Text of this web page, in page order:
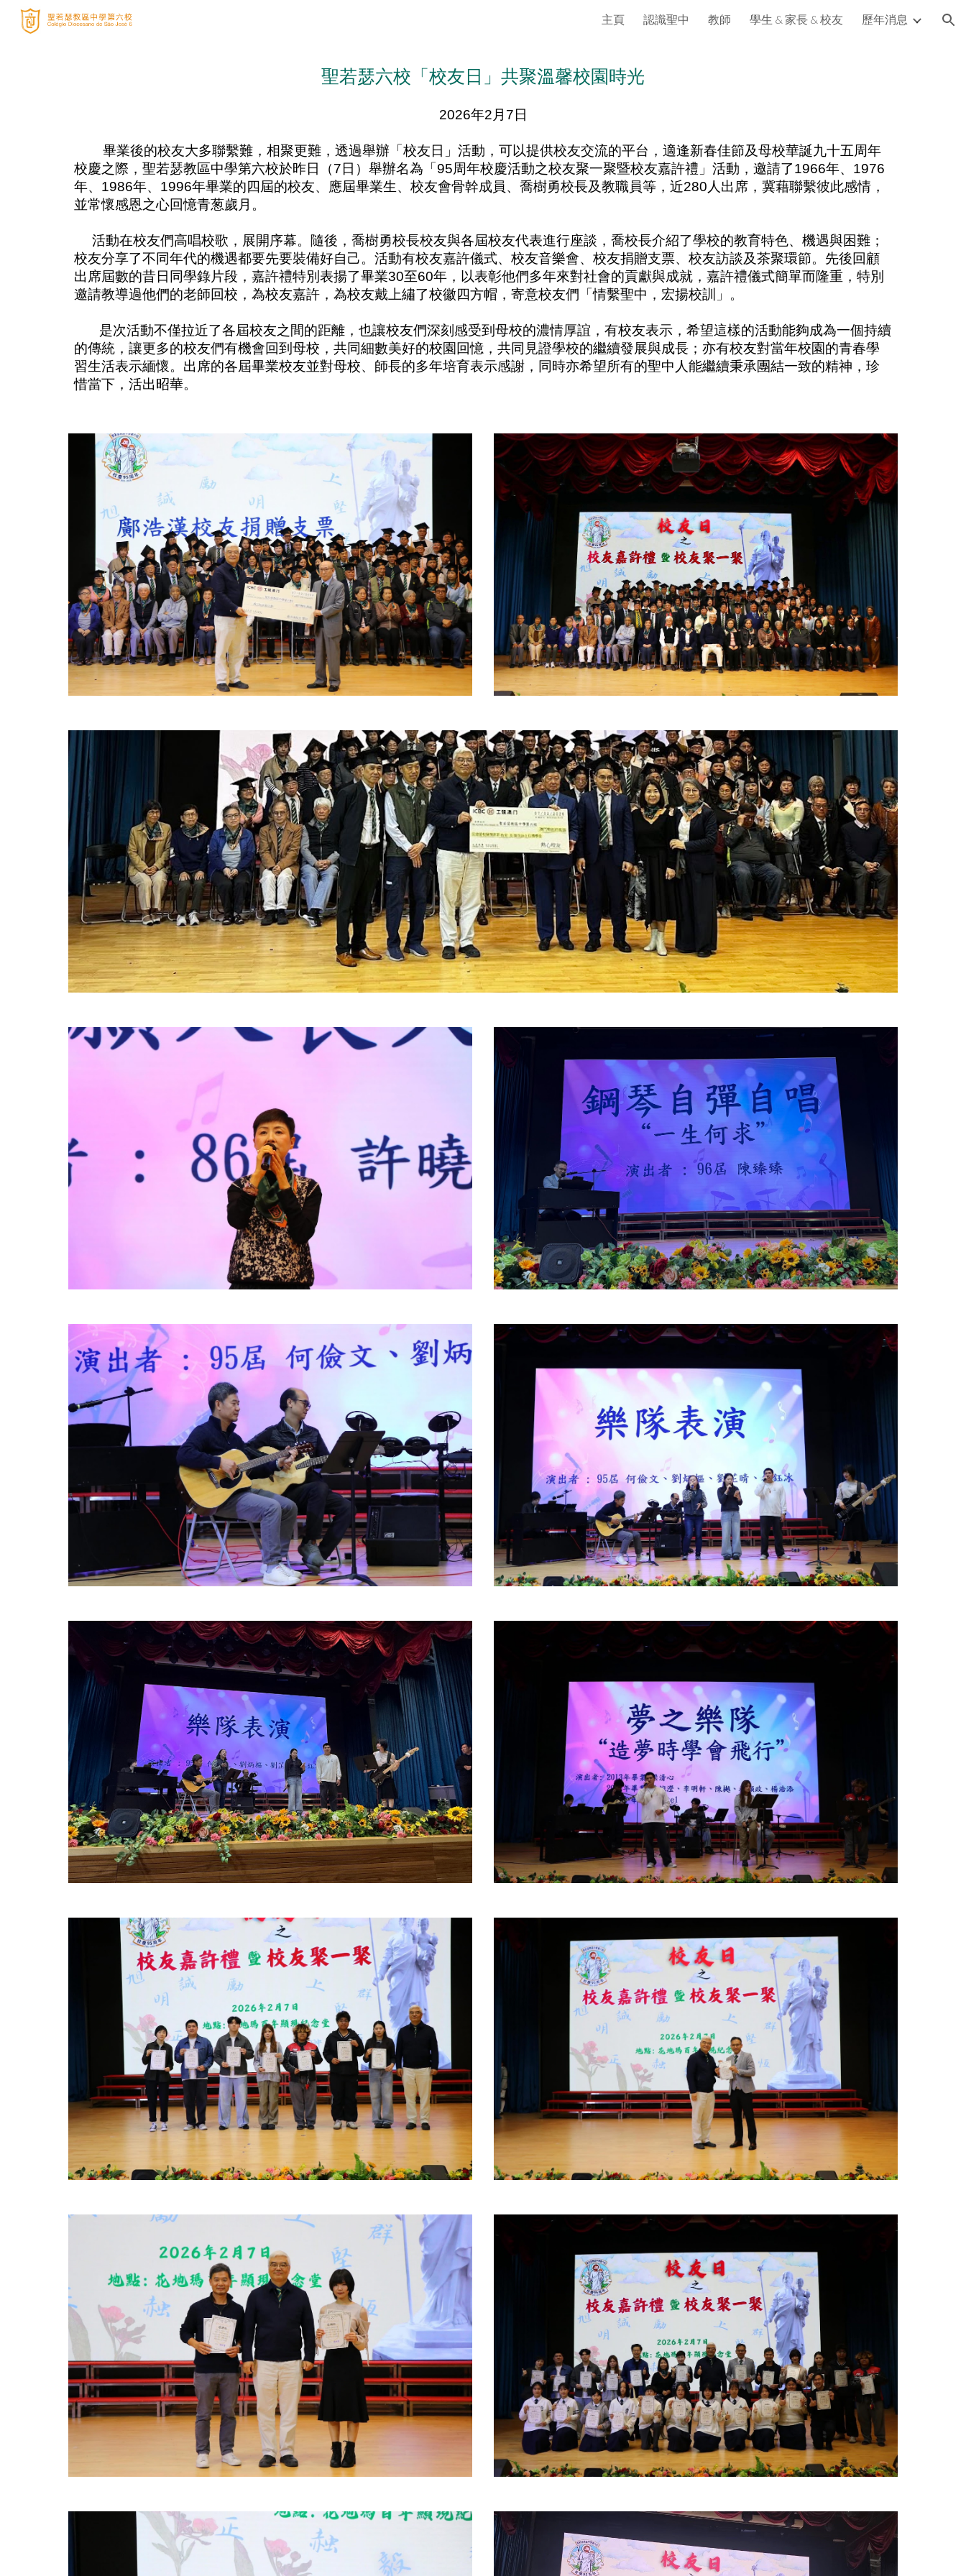
Skip to navigation
主頁 認識聖中 教師 學生 & 家長 & 校友 歷年消息
聖若瑟六校「校友日」共聚溫馨校園時光
2026年2月7日
畢業後的校友大多聯繫難，相聚更難，透過舉辦「校友日」活動，可以提供校友交流的平台，適逢新春佳節及母校華誕九十五周年
校慶之際，聖若瑟教區中學第六校於昨日（7日）舉辦名為「95周年校慶活動之校友聚一聚暨校友嘉許禮」活動，邀請了1966年、1976
年、1986年、1996年畢業的四屆的校友、應屆畢業生、校友會骨幹成員、喬樹勇校長及教職員等，近280人出席，冀藉聯繫彼此感情，
並常懷感恩之心回憶青葱歲月。
活動在校友們高唱校歌，展開序幕。隨後，喬樹勇校長校友與各屆校友代表進行座談，喬校長介紹了學校的教育特色、機遇與困難；
校友分享了不同年代的機遇都要先要裝備好自己。活動有校友嘉許儀式、校友音樂會、校友捐贈支票、校友訪談及茶聚環節。先後回顧
出席屆數的昔日同學錄片段，嘉許禮特別表揚了畢業30至60年，以表彰他們多年來對社會的貢獻與成就，嘉許禮儀式簡單而隆重，特別
邀請教導過他們的老師回校，為校友嘉許，為校友戴上繡了校徽四方帽，寄意校友們「情繫聖中，宏揚校訓」。
是次活動不僅拉近了各屆校友之間的距離，也讓校友們深刻感受到母校的濃情厚誼，有校友表示，希望這樣的活動能夠成為一個持續
的傳統，讓更多的校友們有機會回到母校，共同細數美好的校園回憶，共同見證學校的繼續發展與成長；亦有校友對當年校園的青春學
習生活表示緬懷。出席的各屆畢業校友並對母校、師長的多年培育表示感謝，同時亦希望所有的聖中人能繼續秉承團結一致的精神，珍
惜當下，活出昭華。